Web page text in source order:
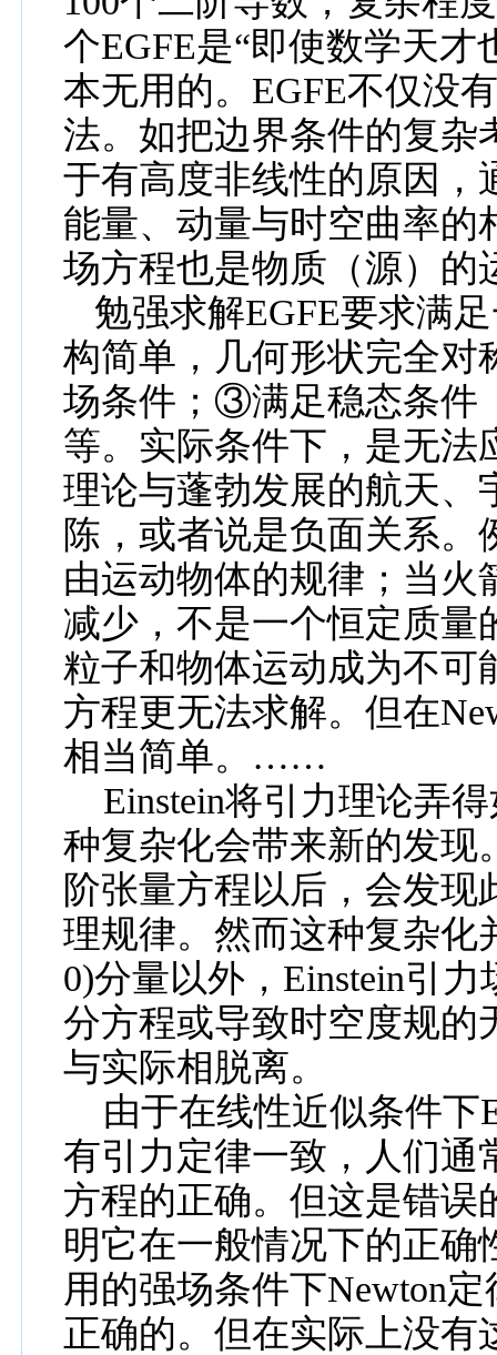
个EGFE是“即使数学天才
本无用 的。 EGFE不仅没
法。如把边界条件的复杂
于有高度非线性的原因，
能量、动量与时空曲率的
场方程也是物质（源）的
勉强求解EGFE要求满
构简单， 几何形状完全对
场条件 ； ③满足稳态条件
等。实际条件下，是无法
理论与蓬勃发展的航天、
陈，或者说是负面关系。
由运动物体的规律；当火
减少，不是一个恒定质量
粒子和物体运动成为不可
方程更无法求解。但在
相当简单。……
Einstein将引力理论弄
种复杂化会带来新的发现
阶张量方程以后，会发
理规律。然而这种复杂化
0)分量以外， Einstein引力
分方程或导致时空度规的
与实际相脱离。
由于在线性近似条件下
有引力定律一致，人们通
方程的正确。但这是错误
明它在一般情况下的正确
用的强场条件下Newton定
正确的。但在实际上没有